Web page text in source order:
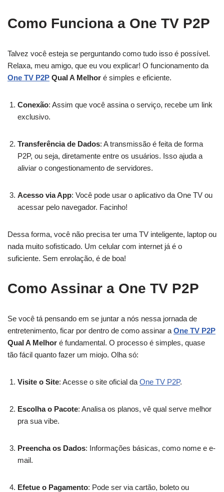
Como Funciona a One TV P2P
Talvez você esteja se perguntando como tudo isso é possível.
Relaxa, meu amigo, que eu vou explicar! O funcionamento da
One TV P2P Qual A Melhor é simples e eficiente.
Conexão: Assim que você assina o serviço, recebe um link
exclusivo.
Transferência de Dados: A transmissão é feita de forma
P2P, ou seja, diretamente entre os usuários. Isso ajuda a
aliviar o congestionamento de servidores.
Acesso via App: Você pode usar o aplicativo da One TV ou
acessar pelo navegador. Facinho!
Dessa forma, você não precisa ter uma TV inteligente, laptop ou
nada muito sofisticado. Um celular com internet já é o
suficiente. Sem enrolação, é de boa!
Como Assinar a One TV P2P
Se você tá pensando em se juntar a nós nessa jornada de
entretenimento, ficar por dentro de como assinar a One TV P2P
Qual A Melhor é fundamental. O processo é simples, quase
tão fácil quanto fazer um miojo. Olha só:
Visite o Site: Acesse o site oficial da One TV P2P.
Escolha o Pacote: Analisa os planos, vê qual serve melhor
pra sua vibe.
Preencha os Dados: Informações básicas, como nome e e-
mail.
Efetue o Pagamento: Pode ser via cartão, boleto ou